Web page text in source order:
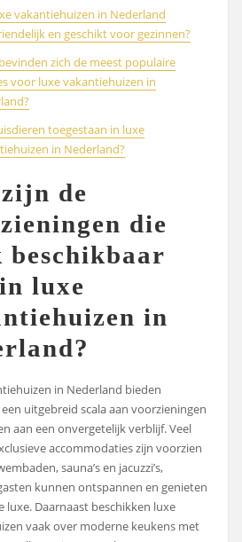
vakantiehuizen in Nederland
en geschikt voor gezinnen?
zich de meest populaire
voor luxe vakantiehuizen in
toegestaan in luxe
in Nederland?
de
die
beschikbaar
luxe
in
in Nederland bieden
uitgebreid scala aan voorzieningen
aan een onvergetelijk verblijf. Veel
accommodaties zijn voorzien
sauna’s en jacuzzi’s,
kunnen ontspannen en genieten
luxe. Daarnaast beschikken luxe
vaak over moderne keukens met